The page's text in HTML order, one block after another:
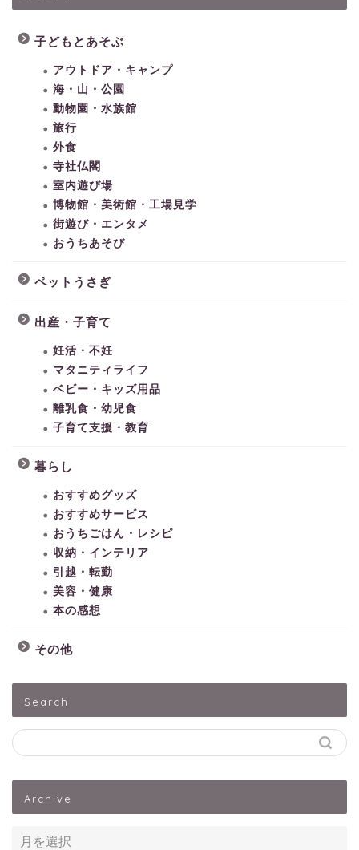
子どもとあそぶ
アウトドア・キャンプ
海・山・公園
動物園・水族館
旅行
外食
寺社仏閣
室内遊び場
博物館・美術館・工場見学
街遊び・エンタメ
おうちあそび
ペットうさぎ
出産・子育て
妊活・不妊
マタニティライフ
ベビー・キッズ用品
離乳食・幼児食
子育て支援・教育
暮らし
おすすめグッズ
おすすめサービス
おうちごはん・レシピ
収納・インテリア
引越・転勤
美容・健康
本の感想
その他
Search
Archive
出産・子育て